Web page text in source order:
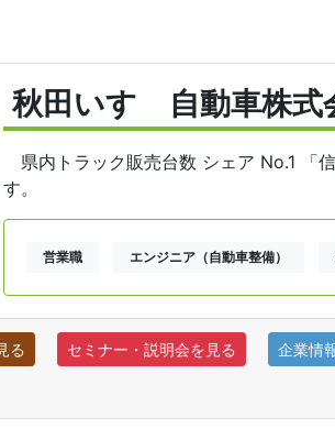
秋田いすゞ自動車株式
県内トラック販売台数 シェア No.1 「
す。
営業職 エンジニア（自動車整備）
る セミナー・説明会を見る 企業情